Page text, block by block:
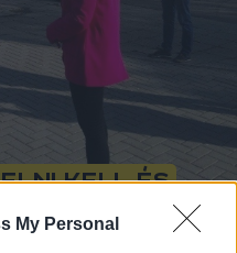
My Personal
kell és